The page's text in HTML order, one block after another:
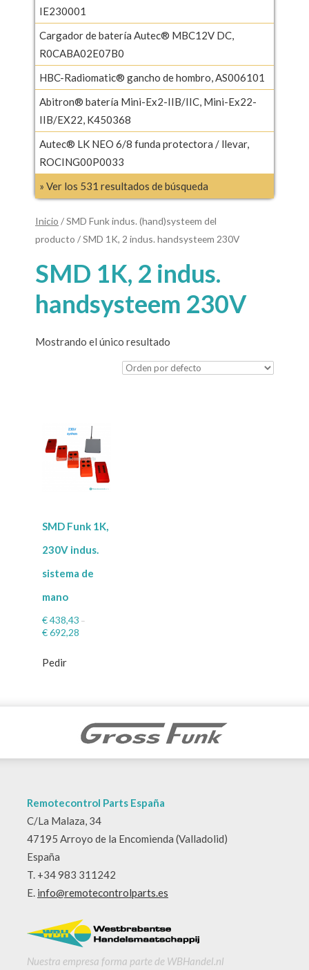
IE230001
Cargador de batería Autec® MBC12V DC,
R0CABA02E07B0
HBC-Radiomatic® gancho de hombro, AS006101
Abitron® batería Mini-Ex2-IIB/IIC, Mini-Ex22-
IIB/EX22, K450368
Autec® LK NEO 6/8 funda protectora / llevar,
ROCING00P0033
» Ver los 531 resultados de búsqueda
Inicio / SMD Funk indus. (hand)systeem del
producto / SMD 1K, 2 indus. handsysteem 230V
SMD 1K, 2 indus.
handsysteem 230V
Mostrando el único resultado
SMD Funk 1K,
230V indus.
sistema de
mano
€438,43 –
€692,28
Pedir
Remotecontrol Parts España
C/La Malaza, 34
47195 Arroyo de la Encomienda (Valladolid)
España
T. +34 983 311242
E. info@remotecontrolparts.es
Nuestra empresa forma parte de WBHandel.nl